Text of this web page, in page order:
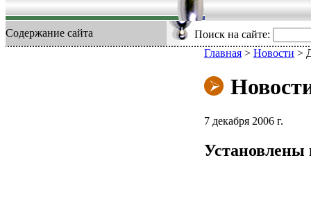
Содержание сайта Поиск на сайте:
Главная > Новости >
7 декабря 2006 г.